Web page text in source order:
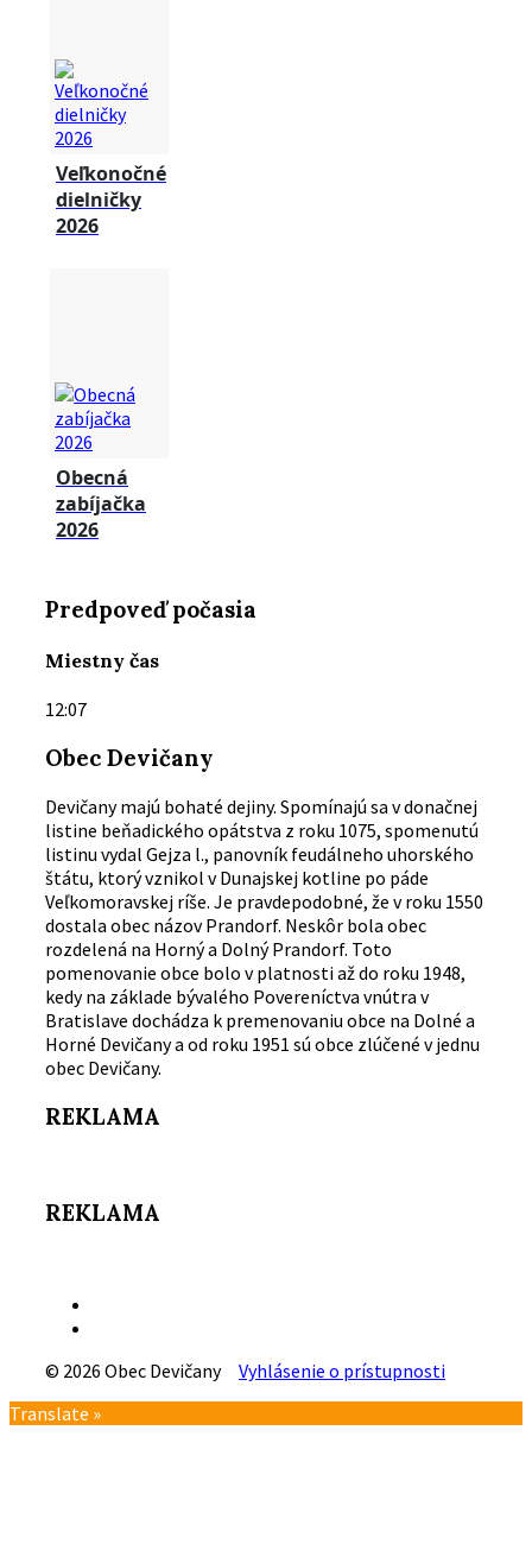
Veľkonočné
dielničky
2026
Obecná
zabíjačka
2026
Predpoveď počasia
Miestny čas
12:07
Obec Devičany
Devičany majú bohaté dejiny. Spomínajú sa v donačnej
listine beňadického opátstva z roku 1075, spomenutú
listinu vydal Gejza l., panovník feudálneho uhorského
štátu, ktorý vznikol v Dunajskej kotline po páde
Veľkomoravskej ríše. Je pravdepodobné, že v roku 1550
dostala obec názov Prandorf. Neskôr bola obec
rozdelená na Horný a Dolný Prandorf. Toto
pomenovanie obce bolo v platnosti až do roku 1948,
kedy na základe bývalého Povereníctva vnútra v
Bratislave dochádza k premenovaniu obce na Dolné a
Horné Devičany a od roku 1951 sú obce zlúčené v jednu
obec Devičany.
REKLAMA
REKLAMA
© 2026 Obec Devičany Vyhlásenie o prístupnosti
Návrat
Translate »